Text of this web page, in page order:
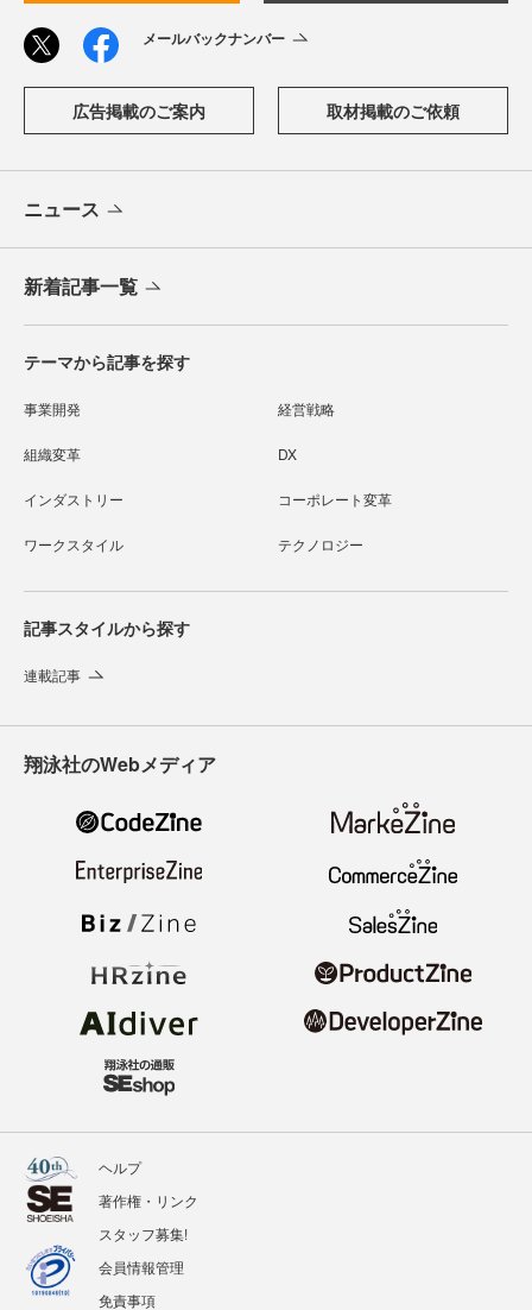
メールバックナンバー
広告掲載のご案内 取材掲載のご依頼
ニュース
新着記事一覧
テーマから記事を探す
事業開発 経営戦略
組織変革 DX
インダストリー コーポレート変革
ワークスタイル テクノロジー
記事スタイルから探す
連載記事
翔泳社のWebメディア
ヘルプ
著作権・リンク
スタッフ募集!
会員情報管理
免責事項